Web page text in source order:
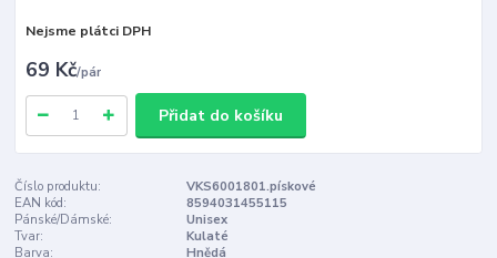
Nejsme plátci DPH
69 Kč/pár
Přidat do košíku
Číslo produktu:
VKS6001801.pískové
EAN kód:
8594031455115
Pánské/Dámské:
Unisex
Tvar:
Kulaté
Barva:
Hnědá